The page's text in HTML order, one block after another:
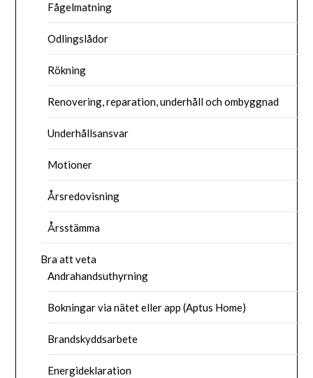
Fågelmatning
Odlingslådor
Rökning
Renovering, reparation, underhåll och ombyggnad
Underhållsansvar
Motioner
Årsredovisning
Årsstämma
Bra att veta
Andrahandsuthyrning
Bokningar via nätet eller app (Aptus Home)
Brandskyddsarbete
Energideklaration